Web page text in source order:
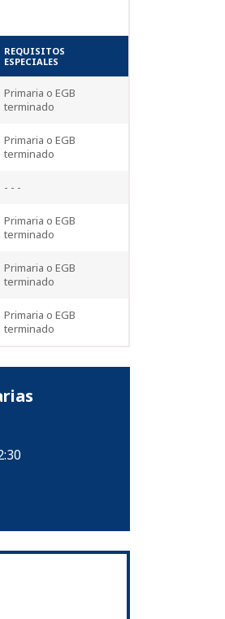
REQUISITOS
ESPECIALES
Primaria o EGB
terminado
Primaria o EGB
terminado
- - -
Primaria o EGB
terminado
Primaria o EGB
terminado
Primaria o EGB
terminado